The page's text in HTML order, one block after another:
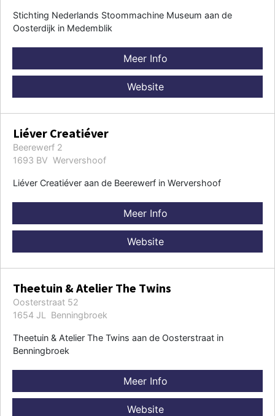
Stichting Nederlands Stoommachine Museum aan de
Oosterdijk in Medemblik
Meer Info
Website
Liéver Creatiéver
Beerewerf 2
1693 BV Wervershoof
Liéver Creatiéver aan de Beerewerf in Wervershoof
Meer Info
Website
Theetuin & Atelier The Twins
Oosterstraat 52
1654 JL Benningbroek
Theetuin & Atelier The Twins aan de Oosterstraat in
Benningbroek
Meer Info
Website